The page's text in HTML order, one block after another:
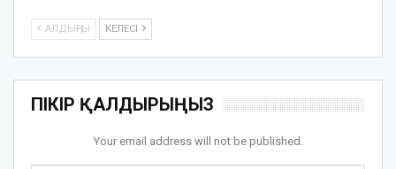
АЛДЫҢҒЫ КЕЛЕСІ
ПІКІР ҚАЛДЫРЫҢЫЗ
Your email address will not be published.